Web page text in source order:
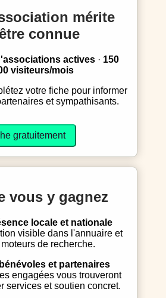
connue
actives· 150
visiteurs/mois
et sympathisants.
gratuitement
vous y gagnez
locale et nationale
visible dans l'annuaire et
de recherche.
et partenaires
engagées vous trouveront
services et soutien concret.